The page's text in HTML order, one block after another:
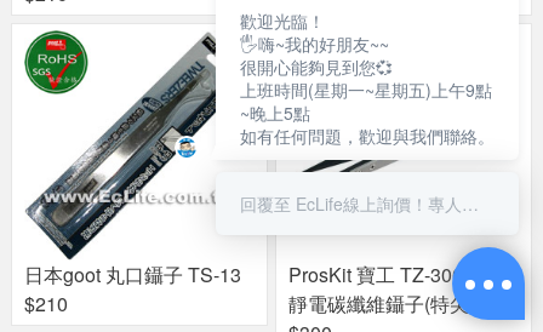
日本goot 丸口鑷子 TS-13
$210
ProsKit 寶工 TZ-300A 防
靜電碳纖維鑷子(特尖)
歡迎光臨！
🖐嗨~我的好朋友~~
很開心能夠見到您💞
上班時間(星期一~星期五)上午9點
~晚上5點
如有任何問題，歡迎與我們聯絡。
回覆至 EcLife線上詢價！專人服務